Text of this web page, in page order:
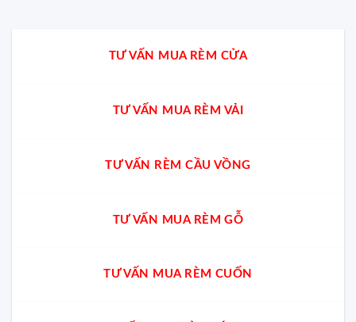
TƯ VẤN MUA RÈM CỬA
TƯ VẤN MUA RÈM VẢI
TƯ VẤN RÈM CẦU VỒNG
TƯ VẤN MUA RÈM GỖ
TƯ VẤN MUA RÈM CUỐN